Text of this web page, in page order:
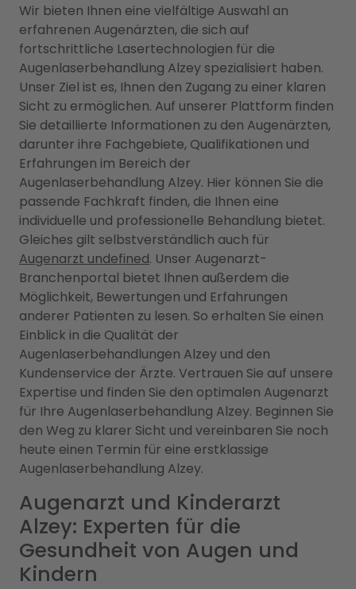
Wir bieten Ihnen eine vielfältige Auswahl an
erfahrenen Augenärzten, die sich auf
fortschrittliche Lasertechnologien für die
Augenlaserbehandlung Alzey spezialisiert haben.
Unser Ziel ist es, Ihnen den Zugang zu einer klaren
Sicht zu ermöglichen. Auf unserer Plattform finden
Sie detaillierte Informationen zu den Augenärzten,
darunter ihre Fachgebiete, Qualifikationen und
Erfahrungen im Bereich der
Augenlaserbehandlung Alzey. Hier können Sie die
passende Fachkraft finden, die Ihnen eine
individuelle und professionelle Behandlung bietet.
Gleiches gilt selbstverständlich auch für
Augenarzt undefined. Unser Augenarzt-
Branchenportal bietet Ihnen außerdem die
Möglichkeit, Bewertungen und Erfahrungen
anderer Patienten zu lesen. So erhalten Sie einen
Einblick in die Qualität der
Augenlaserbehandlungen Alzey und den
Kundenservice der Ärzte. Vertrauen Sie auf unsere
Expertise und finden Sie den optimalen Augenarzt
für Ihre Augenlaserbehandlung Alzey. Beginnen Sie
den Weg zu klarer Sicht und vereinbaren Sie noch
heute einen Termin für eine erstklassige
Augenlaserbehandlung Alzey.
Augenarzt und Kinderarzt
Alzey: Experten für die
Gesundheit von Augen und
Kindern